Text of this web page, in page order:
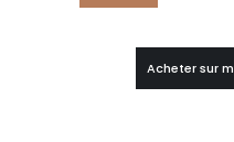
Acheter sur